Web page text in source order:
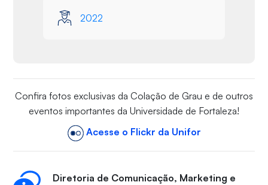
2022
Confira fotos exclusivas da Colação de Grau e de outros
eventos importantes da Universidade de Fortaleza!
Acesse o Flickr da Unifor
Diretoria de Comunicação, Marketing e